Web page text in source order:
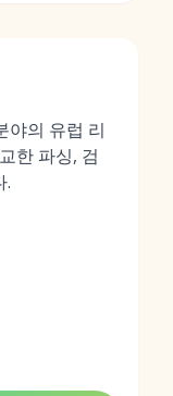
야의 유럽 리
한 파싱, 검
.